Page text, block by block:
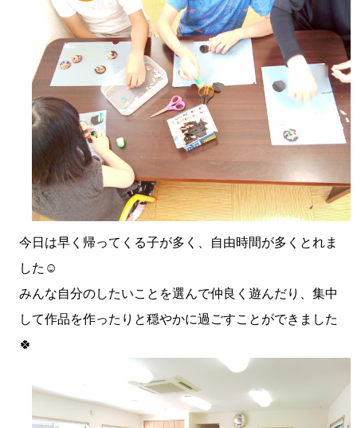
今日は早く帰ってくる子が多く、自由時間が多くとれま
した☺️
みんな自分のしたいことを選んで仲良く遊んだり、集中
して作品を作ったりと穏やかに過ごすことができました
🍀